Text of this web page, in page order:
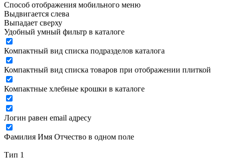
Способ отображения мобильного меню
Выдвигается слева
Выпадает сверху
Удобный умный фильтр в каталоге
Компактный вид списка подразделов каталога
Компактный вид списка товаров при отображении плиткой
Компактные хлебные крошки в каталоге
Логин равен email адресу
Фамилия Имя Отчество в одном поле
Тип 1